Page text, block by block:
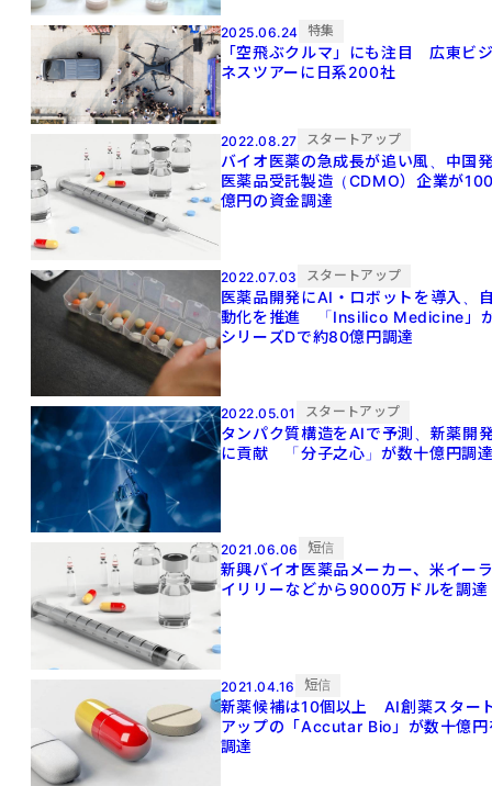
2025.06.24 特集
「空飛ぶクルマ」にも注目 広東ビ
ネスツアーに日系200社
2022.08.27 スタートアップ
バイオ医薬の急成長が追い風、中国
医薬品受託製造（CDMO）企業が
億円の資金調達
2022.07.03 スタートアップ
医薬品開発にAI・ロボットを導入、
動化を推進 「Insilico Medicine」
シリーズDで約80億円調達
2022.05.01 スタートアップ
タンパク質構造をAIで予測、新薬開
に貢献 「分子之心」が数十億円調
2021.06.06 短信
新興バイオ医薬品メーカー、米イー
イリリーなどから9000万ドルを調達
2021.04.16 短信
新薬候補は10個以上 AI創薬スター
アップの「Accutar Bio」が数十億円
調達